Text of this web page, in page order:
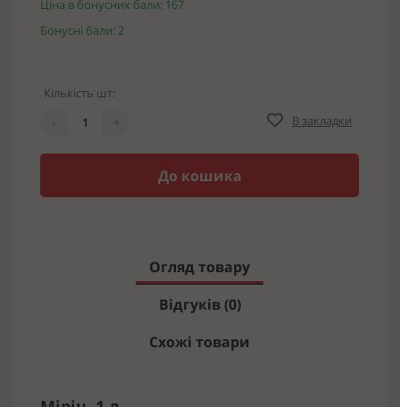
Ціна в бонусних бали: 167
Бонусні бали: 2
Кількість шт:
-
+ В закладки
До кошика
Огляд товару
Відгуків (0)
Схожі товари